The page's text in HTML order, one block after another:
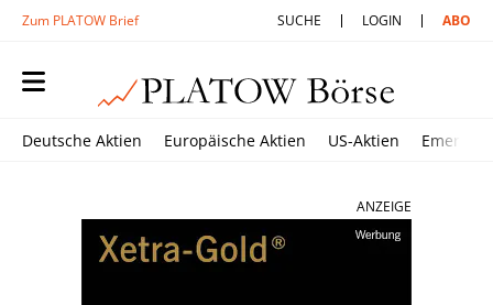
Zum PLATOW Brief SUCHE LOGIN ABO
Deutsche Aktien Europäische Aktien US-Aktien
ANZEIGE